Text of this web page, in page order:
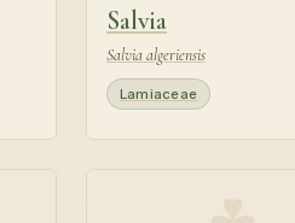
Salvia
Salvia algeriensis
Lamiaceae